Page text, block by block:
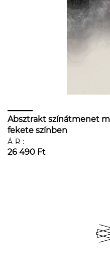
Absztrakt színátmenet
fekete színben
ÁR:
26 490 Ft